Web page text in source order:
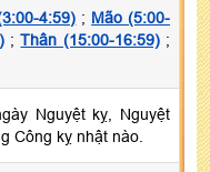
4:59) ; Mão (5:00-
;Thân (15:00-16:59);
Nguyệt kỵ, Nguyệt
Công kỵ nhật nào.